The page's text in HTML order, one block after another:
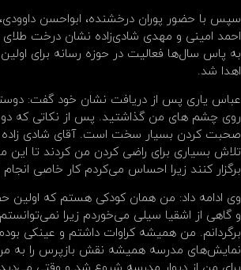
سپس با حضور پوران درخشنده، ابواحسن
احمد امینی و مهدی شادی‌زاده نشان درخت
به پاس سال‌ها فعالیت در حوزه رسانه برای
اهدا شد.
عباس یاری پس از دریافت نشان خود گفت:
روی چشم های من گذاشتید. پس از نکاتی که
صحبت کردن بسیار سخت است. آقای شادی زاده
تلاش بسیاری ‌برای راضی کردن من کردند تا این
برگزار کنند زیرا احساس می‌کردم کار خاصی انجام
وی ادامه داد: من‌ همان کودکی هستم ‌که اولین
و گاهی از اشقیا سیلی می‌‌خوردم‌ زیرا
برگردانم. من‌ همیشه کراوات داشتم‌ و‌ عینکی
نمایش‌های مدرسه همیشه نقش بازپرس را به من